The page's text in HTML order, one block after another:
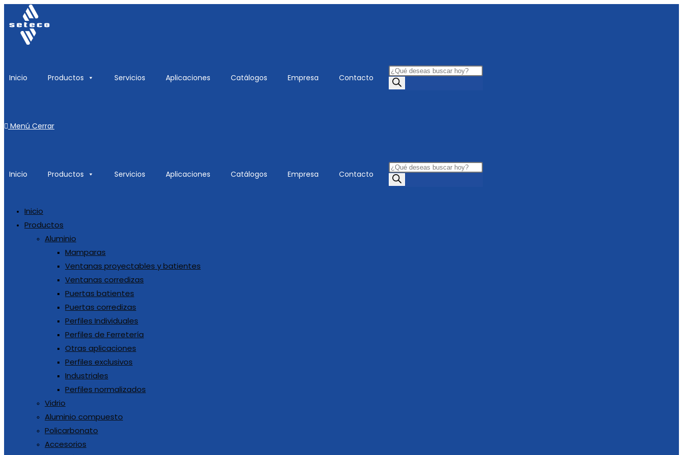
Inicio Productos Servicios Aplicaciones Catálogos Empresa Contacto
Menú Cerrar
Inicio Productos Servicios Aplicaciones Catálogos Empresa Contacto
Inicio
Productos
Aluminio
Mamparas
Ventanas proyectables y batientes
Ventanas corredizas
Puertas batientes
Puertas corredizas
Perfiles Individuales
Perfiles de Ferretería
Otras aplicaciones
Perfiles exclusivos
Industriales
Perfiles normalizados
Vidrio
Aluminio compuesto
Policarbonato
Accesorios